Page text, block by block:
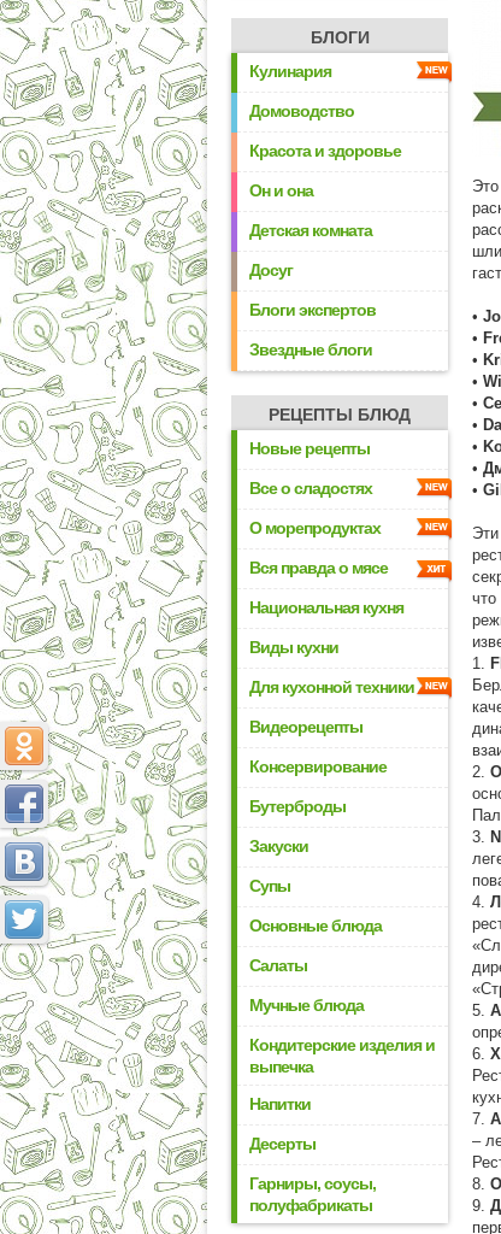
БЛОГИ
Кулинария
Домоводство
Красота и здоровье
Он и она
Детская комната
Досуг
Блоги экспертов
Звездные блоги
РЕЦЕПТЫ БЛЮД
Новые рецепты
Все о сладостях
О морепродуктах
Вся правда о мясе
Национальная кухня
Виды кухни
Для кухонной техники
Видеорецепты
Консервирование
Бутерброды
Закуски
Супы
Основные блюда
Салаты
Мучные блюда
Кондитерские изделия и
выпечка
Напитки
Десерты
Гарниры, соусы,
полуфабрикаты
•
•
•
•
•
•
•
•
•
что
1.
2.
3.
4.
5.
6.
7.
–
8.
9.